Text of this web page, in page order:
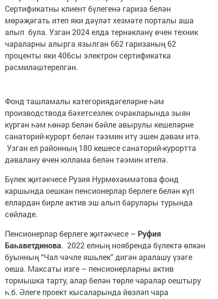
Сертификатны клиент бүлегенә гариза белән
мөрәҗәгать итеп яки дәүләт хезмәте порталы аша
алып була. Узган 2024 елда тернәкләнү өчен техник
чараларны алырга язылган 662 гаризаның 62
проценты яки 406сы электрон сертификатка
рәсмиләштерелгән.
Фонд ташламалы категориядәгеләрне һәм
производствода бәхетсезлек очракларында зыян
күргән һәм һөнәр белән бәйле авырулы кешеләрне
санаторий-курорт белән тәэмин итү эшен дәвам итә.
Узган ел районның 180 кешесе санаторий-курортта
дәвалану өчен юллама белән тәэмин ителә.
Бүлек җитәкчесе Рузия Нурмөхәммәтова фонд
каршында оешкан пенсионерлар берлеге белән күп
еллардан бирле актив эш алып барулары турында
сөйләде.
Пенсионерлар берлеге җитәкчесе – Руфия
Баһаветдинова. 2022 елның ноябрендә бүлектә өлкән
буынның “Чал чәчле яшьлек” дигән аралашу үзәге
оеша. Максаты изге – пенсионерларны актив
тормышка тарту, алар белән төрле чаралар оештыру
һ.б. Әлеге проект кысаларында йөзләп чара